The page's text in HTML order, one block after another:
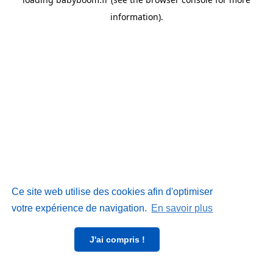
Ce site web utilise des cookies afin d'optimiser
votre expérience de navigation. En savoir plus
J'ai compris !
information).